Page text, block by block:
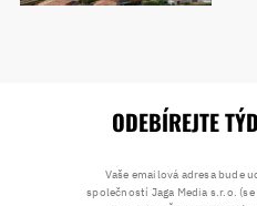
ODEBÍREJTE
Vaše emailová adresa bude
společností Jaga Media s.r.o.